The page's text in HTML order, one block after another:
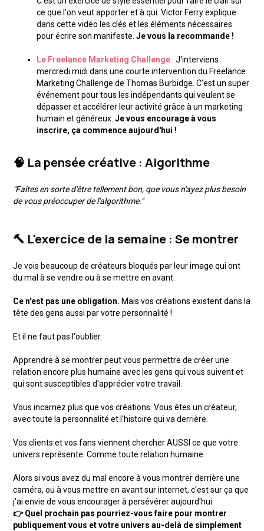
ce que l'on veut apporter et à qui. Victor Ferry explique
dans cette vidéo les clés et les éléments nécessaires
pour écrire son manifeste.Je vous la recommande !
Le Freelance Marketing Challenge: J'interviens
mercredi midi dans une courte intervention du Freelance
Marketing Challenge de Thomas Burbidge. C'est un super
événement pour tous les indépendants qui veulent se
dépasser et accélérer leur activité grâce à un marketing
humain et généreux.Je vous encourage à vous
inscrire, ça commence aujourd'hui !
🧠 La pensée créative : Algorithme
"Faites en sorte d'être tellement bon, que vous n'ayez plus besoin
de vous préoccuper de l'algorithme."
🔨 L'exercice de la semaine : Se montrer
Je vois beaucoup de créateurs bloqués par leur image qui ont
du mal à se vendre ou à se mettre en avant.
Ce n'est pas une obligation. Mais vos créations existent dans la
tête des gens aussi par votre personnalité !
Et il ne faut pas l'oublier.
Apprendre à se montrer peut vous permettre de créer une
relation encore plus humaine avec les gens qui vous suivent et
qui sont susceptibles d'apprécier votre travail.
Vous incarnez plus que vos créations. Vous êtes un créateur,
avec toute la personnalité et l'histoire qui va derrière.
Vos clients et vos fans viennent chercher AUSSI ce que votre
univers représente. Comme toute relation humaine.
Alors si vous avez du mal encore à vous montrer derrière une
caméra, ou à vous mettre en avant sur internet, c'est sur ça que
j'ai envie de vous encourager à persévérer aujourd'hui.
👉 Quel prochain pas pourriez-vous faire pour montrer
publiquement vous et votre univers au-delà de simplement